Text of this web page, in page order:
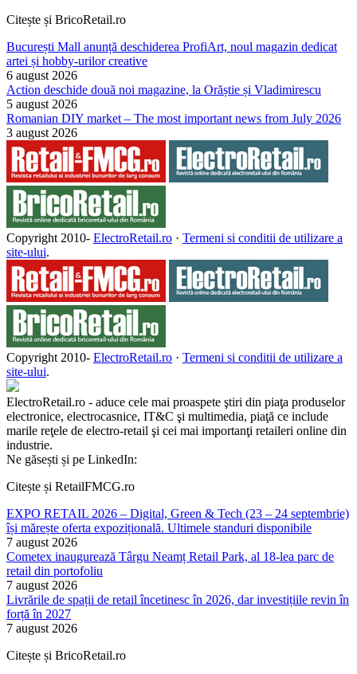
Citește și BricoRetail.ro
București Mall anunță deschiderea ProfiArt, noul magazin dedicat
artei și hobby-urilor creative
6 august 2026
Action deschide două noi magazine, la Orăștie și Vladimirescu
5 august 2026
Romanian DIY market – The most important news from July 2026
3 august 2026
Copyright 2010- ElectroRetail.ro · Termeni si conditii de utilizare a
site-ului.
Copyright 2010- ElectroRetail.ro · Termeni si conditii de utilizare a
site-ului.
ElectroRetail.ro - aduce cele mai proaspete ştiri din piaţa produselor
electronice, electrocasnice, IT&C şi multimedia, piaţă ce include
marile reţele de electro-retail şi cei mai importanţi retaileri online din
industrie.
Ne găsești și pe LinkedIn:
Citește și RetailFMCG.ro
EXPO RETAIL 2026 – Digital, Green & Tech (23 – 24 septembrie)
își mărește oferta expozițională. Ultimele standuri disponibile
7 august 2026
Cometex inaugurează Târgu Neamț Retail Park, al 18-lea parc de
retail din portofoliu
7 august 2026
Livrările de spații de retail încetinesc în 2026, dar investițiile revin în
forță în 2027
7 august 2026
Citește și BricoRetail.ro